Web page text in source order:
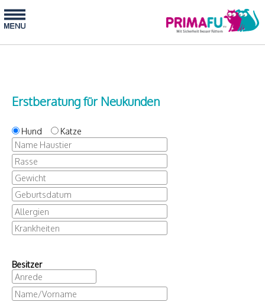
Erstberatung für Neukunden
Hund Katze
Besitzer